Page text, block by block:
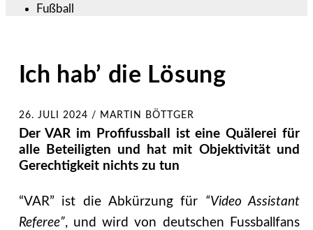
Fußball
Ich hab’ die Lösung
26. JULI 2024 / MARTIN BÖTTGER
Der VAR im Profifussball ist eine Quälerei für
alle Beteiligten und hat mit Objektivität und
Gerechtigkeit nichts zu tun
“VAR” ist die Abkürzung für “Video Assistant
Referee”, und wird von deutschen Fussballfans